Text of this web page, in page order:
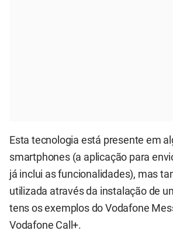
Esta tecnologia está presente em
smartphones (a aplicação para
já inclui as funcionalidades), mas
utilizada através da instalação de
tens os exemplos do Vodafone
Vodafone Call+.